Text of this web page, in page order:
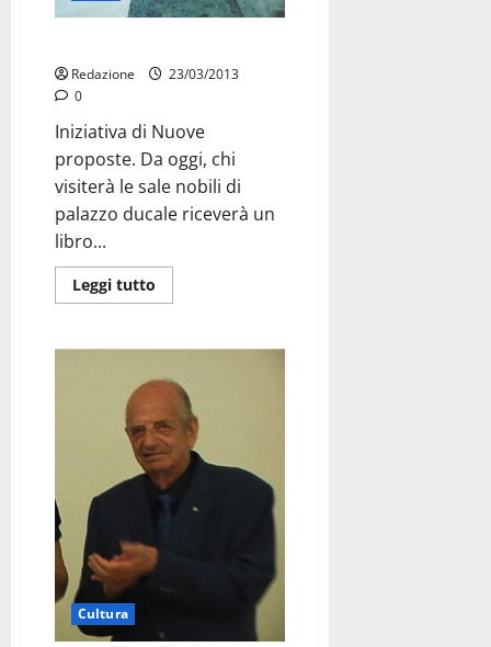
Redazione
23/03/2013
0
Iniziativa di Nuove
proposte. Da oggi, chi
visiterà le sale nobili di
palazzo ducale riceverà un
libro...
Leggi tutto
Cultura